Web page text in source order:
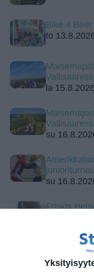
Bike 4 Beer
to
la
su
su
Friskis
ma
Sirkuslajien
ti 18.8.2026 klo